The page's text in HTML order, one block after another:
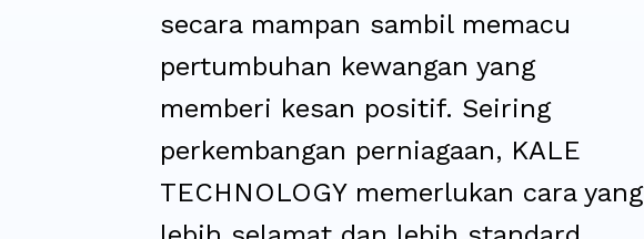
secara mampan sambil memacu
pertumbuhan kewangan yang
memberi kesan positif. Seiring
perkembangan perniagaan, KALE
TECHNOLOGY memerlukan cara yang